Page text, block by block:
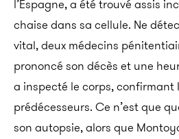
l’Espagne, a été trouvé assis
chaise dans sa cellule. Ne
vital, deux médecins
prononcé son décès et une
a inspecté le corps, confirmant
prédécesseurs. Ce n’est que
son autopsie, alors que